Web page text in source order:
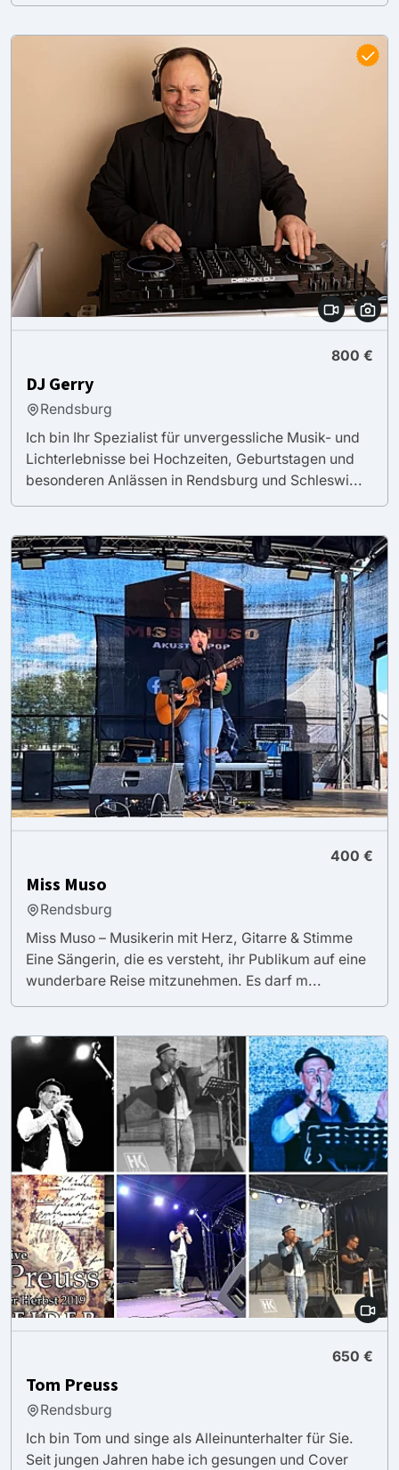
800 €
DJ Gerry
Rendsburg
Ich bin Ihr Spezialist für unvergessliche Musik- und
Lichterlebnisse bei Hochzeiten, Geburtstagen und
besonderen Anlässen in Rendsburg und Schleswi...
400 €
Miss Muso
Rendsburg
Miss Muso – Musikerin mit Herz, Gitarre & Stimme
Eine Sängerin, die es versteht, ihr Publikum auf eine
wunderbare Reise mitzunehmen. Es darf m...
650 €
Tom Preuss
Rendsburg
Ich bin Tom und singe als Alleinunterhalter für Sie.
Seit jungen Jahren habe ich gesungen und Cover